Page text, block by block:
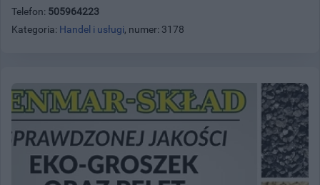
Telefon: 505964223
Kategoria: Handel i usługi, numer: 3178